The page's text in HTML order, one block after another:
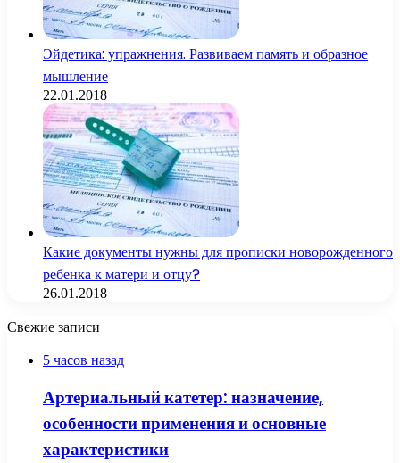
Эйдетика: упражнения. Развиваем память и образное
мышление
22.01.2018
Какие документы нужны для прописки новорожденного
ребенка к матери и отцу?
26.01.2018
Свежие записи
5 часов назад
Артериальный катетер: назначение,
особенности применения и основные
характеристики